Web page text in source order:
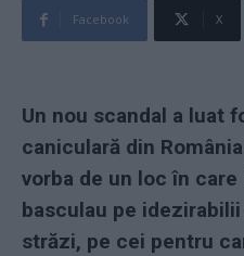
Facebook X
Un nou scandal a luat
caniculară din
vorba de un loc în
basculau pe
străzi, pe cei pentru